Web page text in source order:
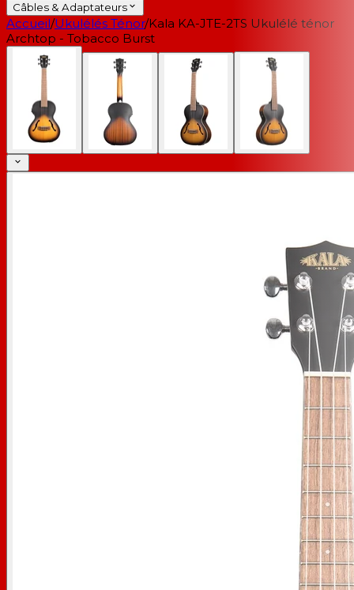
Câbles & Adaptateurs
Accueil/Ukulélés Ténor/Kala KA-JTE-2TS Ukulélé ténor
Archtop - Tobacco Burst